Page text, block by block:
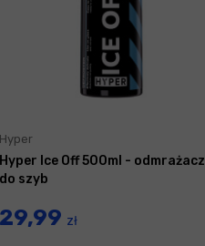
Hyper
Hyper Ice Off 500ml - odmrażacz
do szyb
29,99 zł